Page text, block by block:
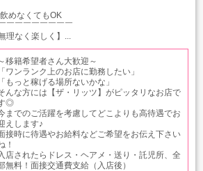
めなくてもOK
￣￣￣￣￣￣￣￣
理なく楽しく】...
移籍希望者さん大歓迎～
「ワンランク上のお店に勤務したい」
「もっと稼げる場所ないかな」
んな方には【ザ・リッツ】がピッタリなお店で
◎
までのご活躍を考慮してどこよりも高待遇でお
えします♪
接時に待遇やお給料などご希望をお伝え下さい
！
店されたらドレス・ヘアメ・送り・託児所、全
無料！面接交通費支給（入店後）